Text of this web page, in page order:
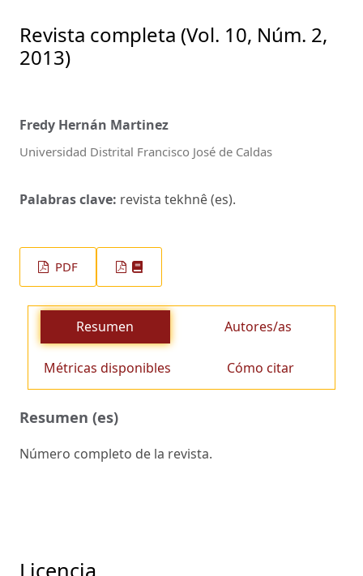
Revista completa (Vol. 10, Núm. 2,
2013)
Fredy Hernán Martinez
Universidad Distrital Francisco José de Caldas
Palabras clave: revista tekhnê (es).
PDF
Resumen Autores/as
Métricas disponibles Cómo citar
Resumen (es)
Número completo de la revista.
Licencia